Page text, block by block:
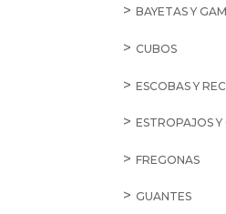
BAYETAS Y
CUBOS
ESCOBAS Y
ESTROPAJOS Y
FREGONAS
GUANTES